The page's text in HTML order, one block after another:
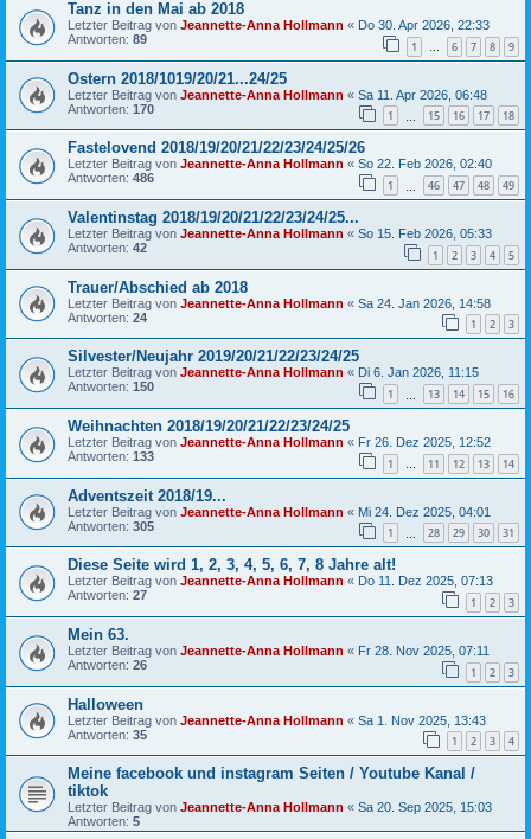
Tanz in den Mai ab 2018
Letzter Beitrag von Jeannette-Anna Hollmann « Do 30. Apr 2026, 22:33
Antworten: 89 1 … 6 7 8 9
Ostern 2018/1019/20/21...24/25
Letzter Beitrag von Jeannette-Anna Hollmann « Sa 11. Apr 2026, 06:48
Antworten: 170 1 15 16 17 18
Fastelovend 2018/19/20/21/22/23/24/25/26
Letzter Beitrag von Jeannette-Anna Hollmann « So 22. Feb 2026, 02:40
Antworten: 486 1 46 47 48 49
Valentinstag 2018/19/20/21/22/23/24/25...
Letzter Beitrag von Jeannette-Anna Hollmann « So 15. Feb 2026, 05:33
Antworten: 42 1 2 3 4 5
Trauer/Abschied ab 2018
Letzter Beitrag von Jeannette-Anna Hollmann « Sa 24. Jan 2026, 14:58
Antworten: 24 1 2 3
Silvester/Neujahr 2019/20/21/22/23/24/25
Letzter Beitrag von Jeannette-Anna Hollmann « Di 6. Jan 2026, 11:15
Antworten: 150 1 13 14 15 16
Weihnachten 2018/19/20/21/22/23/24/25
Letzter Beitrag von Jeannette-Anna Hollmann « Fr 26. Dez 2025, 12:52
Antworten: 133 1 … 11 12 13 14
Adventszeit 2018/19...
Letzter Beitrag von Jeannette-Anna Hollmann « Mi 24. Dez 2025, 04:01
Antworten: 305 1 28 29 30 31
Diese Seite wird 1, 2, 3, 4, 5, 6, 7, 8 Jahre alt!
Letzter Beitrag von Jeannette-Anna Hollmann « Do 11. Dez 2025, 07:13
Antworten: 27 1 2 3
Mein 63.
Letzter Beitrag von Jeannette-Anna Hollmann « Fr 28. Nov 2025, 07:11
Antworten: 26 1 2 3
Halloween
Letzter Beitrag von Jeannette-Anna Hollmann « Sa 1. Nov 2025, 13:43
Antworten: 35 1 2 3 4
Meine facebook und instagram Seiten / Youtube Kanal /
tiktok
Letzter Beitrag von Jeannette-Anna Hollmann « Sa 20. Sep 2025, 15:03
Antworten: 5